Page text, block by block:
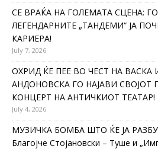
СЕ ВРАЌА НА ГОЛЕМАТА СЦЕНА:
ЛЕГЕНДАРНИТЕ „ТАНДЕМИ“ ЈА
КАРИЕРА!
July 7, 2026
ОХРИД ЌЕ ПЕЕ ВО ЧЕСТ НА ВАСКА
АНДОНОВСКА ГО НАЈАВИ СВОЈОТ
КОНЦЕРТ НА АНТИЧКИОТ ТЕАТАР!
July 4, 2026
МУЗИЧКА БОМБА ШТО ЌЕ ЈА
Благојче Стојановски – Туше и